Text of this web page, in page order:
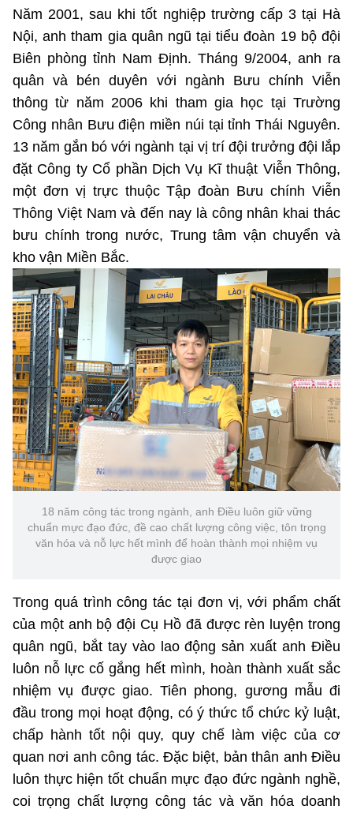
Sở Khoa học và Công nghệ
Chuyển đổi số
Bưu chính, Viễn thông
Tiêu chuẩn, đo lường, chất lượng
Năng lượng nguyên tử
Tin tổng hợp
Tin địa phương
Văn bản QPPL
Văn bản chỉ đạo điều hành
Lấy ý kiến người dân về dự thảo VBQPPL
MST IOFFICE
THỐNG KÊ
Khoa học và Công nghệ
Đổi mới sáng tạo
Chuyển đổi số
Bưu chính, Viễn thông
Sở hữu trí tuệ
Tiêu chuẩn, đo lường, chất lượng
Năng lượng nguyên tử
Multimedia
THƯ ĐIỆN TỬ
Khác
Infographic
Ảnh
Voice
Nhiệm vụ trọng tâm
Chọn ngôn ngữ
Vietnamese English
BỘ KHOA HỌC VÀ CÔNG NGHỆ
MINISTRY OF SCIENCE AND TECHNOLOGY
Điều khoản sử dụng Theo dõi MST: Góp ý
Cơ quan chủ quản: Bộ Khoa học và Công nghệ (MST)
Giám đốc Trung tâm Truyền thông Khoa học và Công nghệ.
Liên hệ
Địa chỉ: Ban Biên tập Cổng TTĐT - 18 Nguyễn Du, TP. Hà Nội
Điện thoại: 024 3936 9506
Email:stc@mst.gov.vn
©2026 Bản quyền thuộc Bộ Khoa Học và Công Nghệ
(Ghi rõ nguồn "https://mst.gov.vn" khi phát hành lại thông tin từ
website này)
Năm 2001, sau khi tốt nghiệp trường cấp 3 tại Hà
Nội, anh tham gia quân ngũ tại tiểu đoàn 19 bộ đội
Biên phòng tỉnh Nam Định. Tháng 9/2004, anh ra
quân và bén duyên với ngành Bưu chính Viễn
thông từ năm 2006 khi tham gia học tại Trường
Công nhân Bưu điện miền núi tại tỉnh Thái Nguyên.
13 năm gắn bó với ngành tại vị trí đội trưởng đội lắp
đặt Công ty Cổ phần Dịch Vụ Kĩ thuật Viễn Thông,
một đơn vị trực thuộc Tập đoàn Bưu chính Viễn
Thông Việt Nam và đến nay là công nhân khai thác
bưu chính trong nước, Trung tâm vận chuyển và
kho vận Miền Bắc.
18 năm công tác trong ngành, anh Điều luôn giữ vững
chuẩn mực đạo đức, đề cao chất lượng công việc, tôn trọng
văn hóa và nỗ lực hết mình để hoàn thành mọi nhiệm vụ
được giao
Trong quá trình công tác tại đơn vị, với phẩm chất
của một anh bộ đội Cụ Hồ đã được rèn luyện trong
quân ngũ, bắt tay vào lao động sản xuất anh Điều
luôn nỗ lực cố gắng hết mình, hoàn thành xuất sắc
nhiệm vụ được giao. Tiên phong, gương mẫu đi
đầu trong mọi hoạt động, có ý thức tổ chức kỷ luật,
chấp hành tốt nội quy, quy chế làm việc của cơ
quan nơi anh công tác. Đặc biệt, bản thân anh Điều
luôn thực hiện tốt chuẩn mực đạo đức ngành nghề,
coi trọng chất lượng công tác và văn hóa doanh